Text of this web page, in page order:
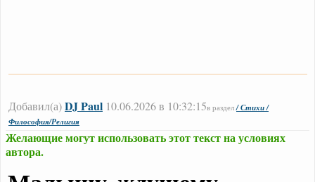
Добавил(а)DJ Paul 10.06.2026 в 10:32:15в раздел / Стихи /
Философия/Религия
Желающие могут использовать этот текст на условиях
автора.